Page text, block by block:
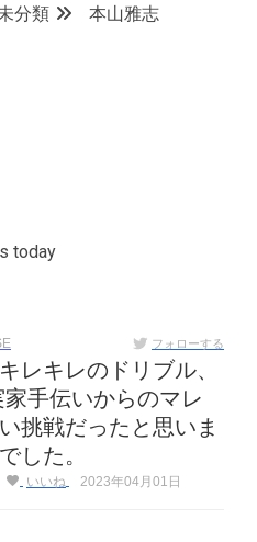
分類 本山雅志
today
フォローする
レキレのドリブル、
手伝いからのマレ
挑戦だったと思いま
した。
いいね
2023年04月01日